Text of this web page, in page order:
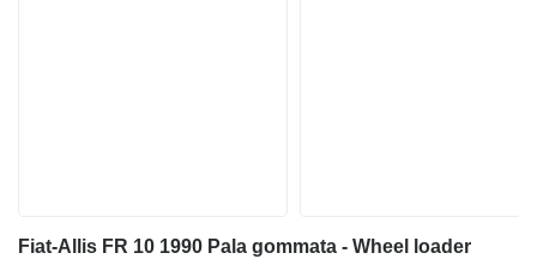
Fiat-Allis FR 10 1990 Pala gommata - Wheel loader